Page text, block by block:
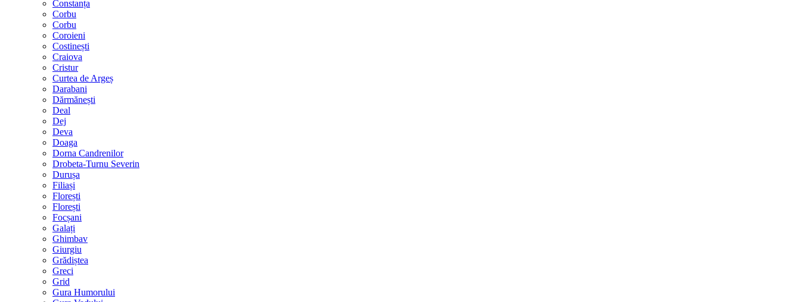
Constanța
Corbu
Corbu
Coroieni
Costinești
Craiova
Cristur
Curtea de Argeș
Darabani
Dărmănești
Deal
Dej
Deva
Doaga
Dorna Candrenilor
Drobeta-Turnu Severin
Durușa
Filiași
Florești
Florești
Focșani
Galați
Ghimbav
Giurgiu
Grădiștea
Greci
Grid
Gura Humorului